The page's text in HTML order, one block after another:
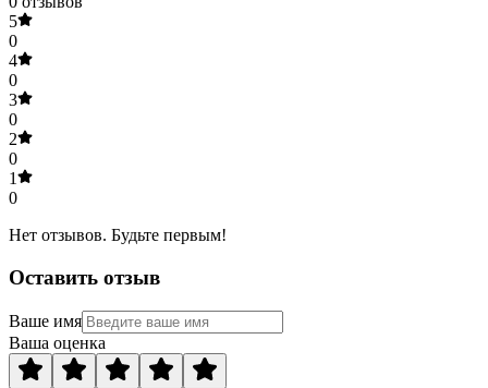
5
0
4
0
3
0
2
0
1
0
Нет отзывов. Будьте первым!
Оставить отзыв
Ваше имя
Ваша оценка